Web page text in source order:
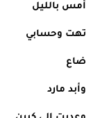
أمس بالليل
تهت وحسابي
ضاع
وأبد مارد